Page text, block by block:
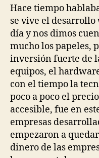
Hace tiempo
se vive el
día y nos dimos
mucho los papeles,
inversión fuerte de
equipos, el
con el tiempo la
poco a poco el
accesible, fue en
empresas
empezaron a
dinero de las